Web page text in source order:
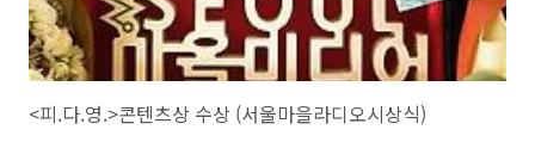
<피.다.영.>콘텐츠상 수상 (서울마을라디오시상식)